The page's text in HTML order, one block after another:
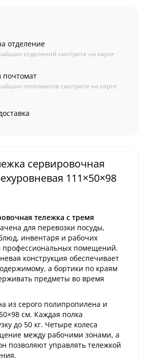
отделение
отделений смотрите на карте
почтомат
почтоматов смотрите на карте
сервировочная
111×50×98
тележка с тремя
для перевозки посуды,
инвентаря и рабочих
профессиональных помещений.
конструкция обеспечивает
а бортики по краям
предметы во время
из серого полипропилена и
см. Каждая полка
до 50 кг. Четыре колеса
между рабочими зонами, а
позволяют управлять тележкой